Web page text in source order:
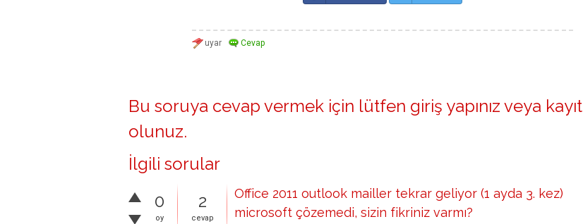
Bu soruya cevap vermek için lütfen giriş yapınız veya kayıt
olunuz.
İlgili sorular
0
oy
2
cevap
Office 2011 outlook mailler tekrar geliyor (1 ayda 3. kez)
microsoft çözemedi, sizin fikriniz varmı?